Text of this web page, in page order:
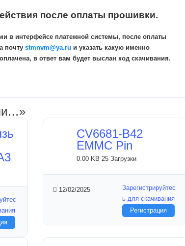
после оплаты прошивки.
в интерфейсе платежной системы, после оплаты
почту stmnvm@ya.ru и указать какую именно
в ответ вам будет выслан код скачивания.
CV6681-B42
EMMC Pin
0.00 KB 25 Загрузки
12/02/2025
Зарегистрируйтес
ь для скачивания
Регистрация